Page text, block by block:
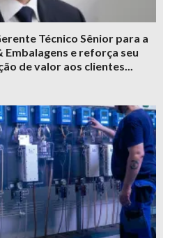
Técnico Sênior para a
Embalagens e reforça seu
de valor aos clientes...